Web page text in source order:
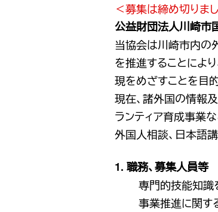
＜募集は締め切りま
公益財団法人川崎市
当協会は川崎市内の
を推進することによ
現をめざすことを目
現在、諸外国の情報
ランティア育成事業
外国人相談、日本語
1. 職務、募集人員等
専門的技能知識
事業推進に関す